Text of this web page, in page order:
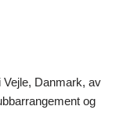
Vejle, Danmark, av
og